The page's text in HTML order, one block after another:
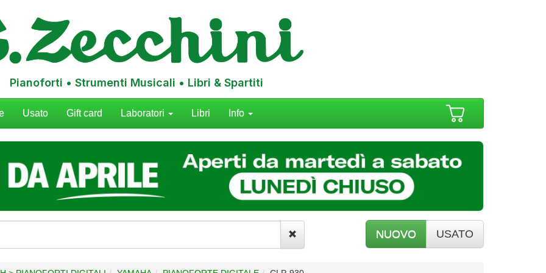
Pianoforti • Strumenti Musicali • Libri & Spartiti
Usato Gift card Laboratori Libri Info
NUOVO USATO